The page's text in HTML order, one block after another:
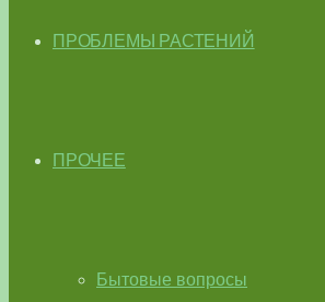
ПРОБЛЕМЫ РАСТЕНИЙ
ПРОЧЕЕ
Бытовые вопросы